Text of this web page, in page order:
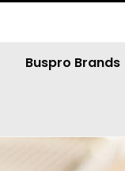
Buspro Brands